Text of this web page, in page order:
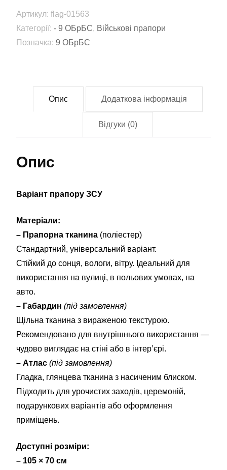
систем
(9
ОБрБС)
01563)
кількість
Артикул: flag-01563
Категорії: - 9 ОБрБС, Військові прапори
Позначка: 9 ОБрБС
Опис Додаткова інформація
Відгуки (0)
Опис
Варіант прапору ЗСУ
Матеріали:
– Прапорна тканина (поліестер)
Стандартний, універсальний варіант.
Стійкий до сонця, вологи, вітру. Ідеальний для
використання на вулиці, в польових умовах, на
авто.
– Габардин (під замовлення)
Щільна тканина з вираженою текстурою.
Рекомендовано для внутрішнього використання —
чудово виглядає на стіні або в інтер’єрі.
– Атлас (під замовлення)
Гладка, глянцева тканина з насиченим блиском.
Підходить для урочистих заходів, церемоній,
подарункових варіантів або оформлення
приміщень.
Доступні розміри:
– 105 × 70 см